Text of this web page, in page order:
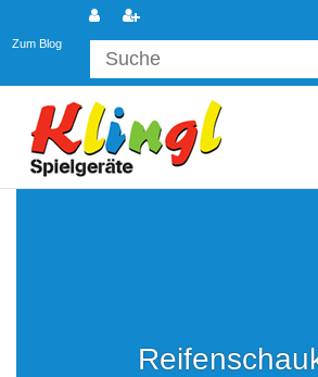
Zum Blog